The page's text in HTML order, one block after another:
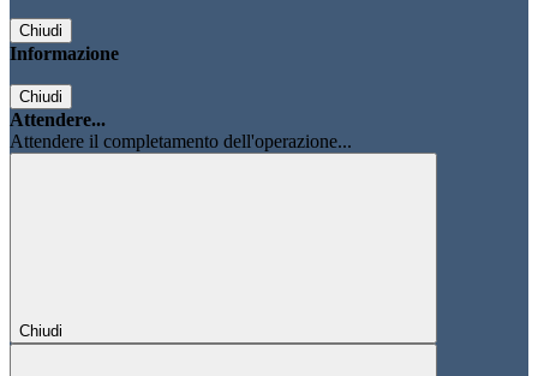
Chiudi
Informazione
Chiudi
Attendere...
Attendere il completamento dell'operazione...
Chiudi